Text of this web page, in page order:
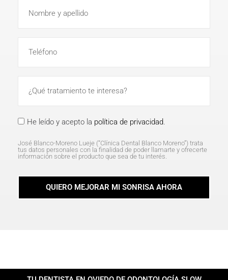
He leído y acepto la política de privacidad.
José Blanco-Moreno Lueje (“Clínica Dental Blanco Moreno”) trata
tus datos personales con la finalidad de poder llamarte y ofrecerte
información sobre el producto que sea de tu interés.
QUIERO MEJORAR MI SONRISA AHORA